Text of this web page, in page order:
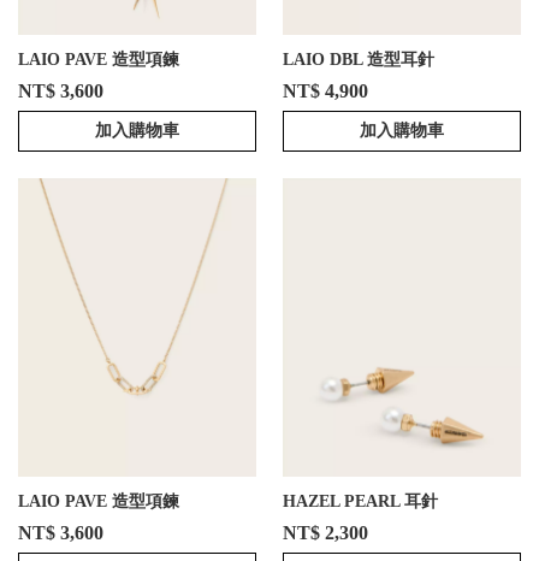
LAIO PAVE 造型項鍊
NT$ 3,600
加入購物車
LAIO DBL 造型耳針
NT$ 4,900
加入購物車
LAIO PAVE 造型項鍊
NT$ 3,600
HAZEL PEARL 耳針
NT$ 2,300